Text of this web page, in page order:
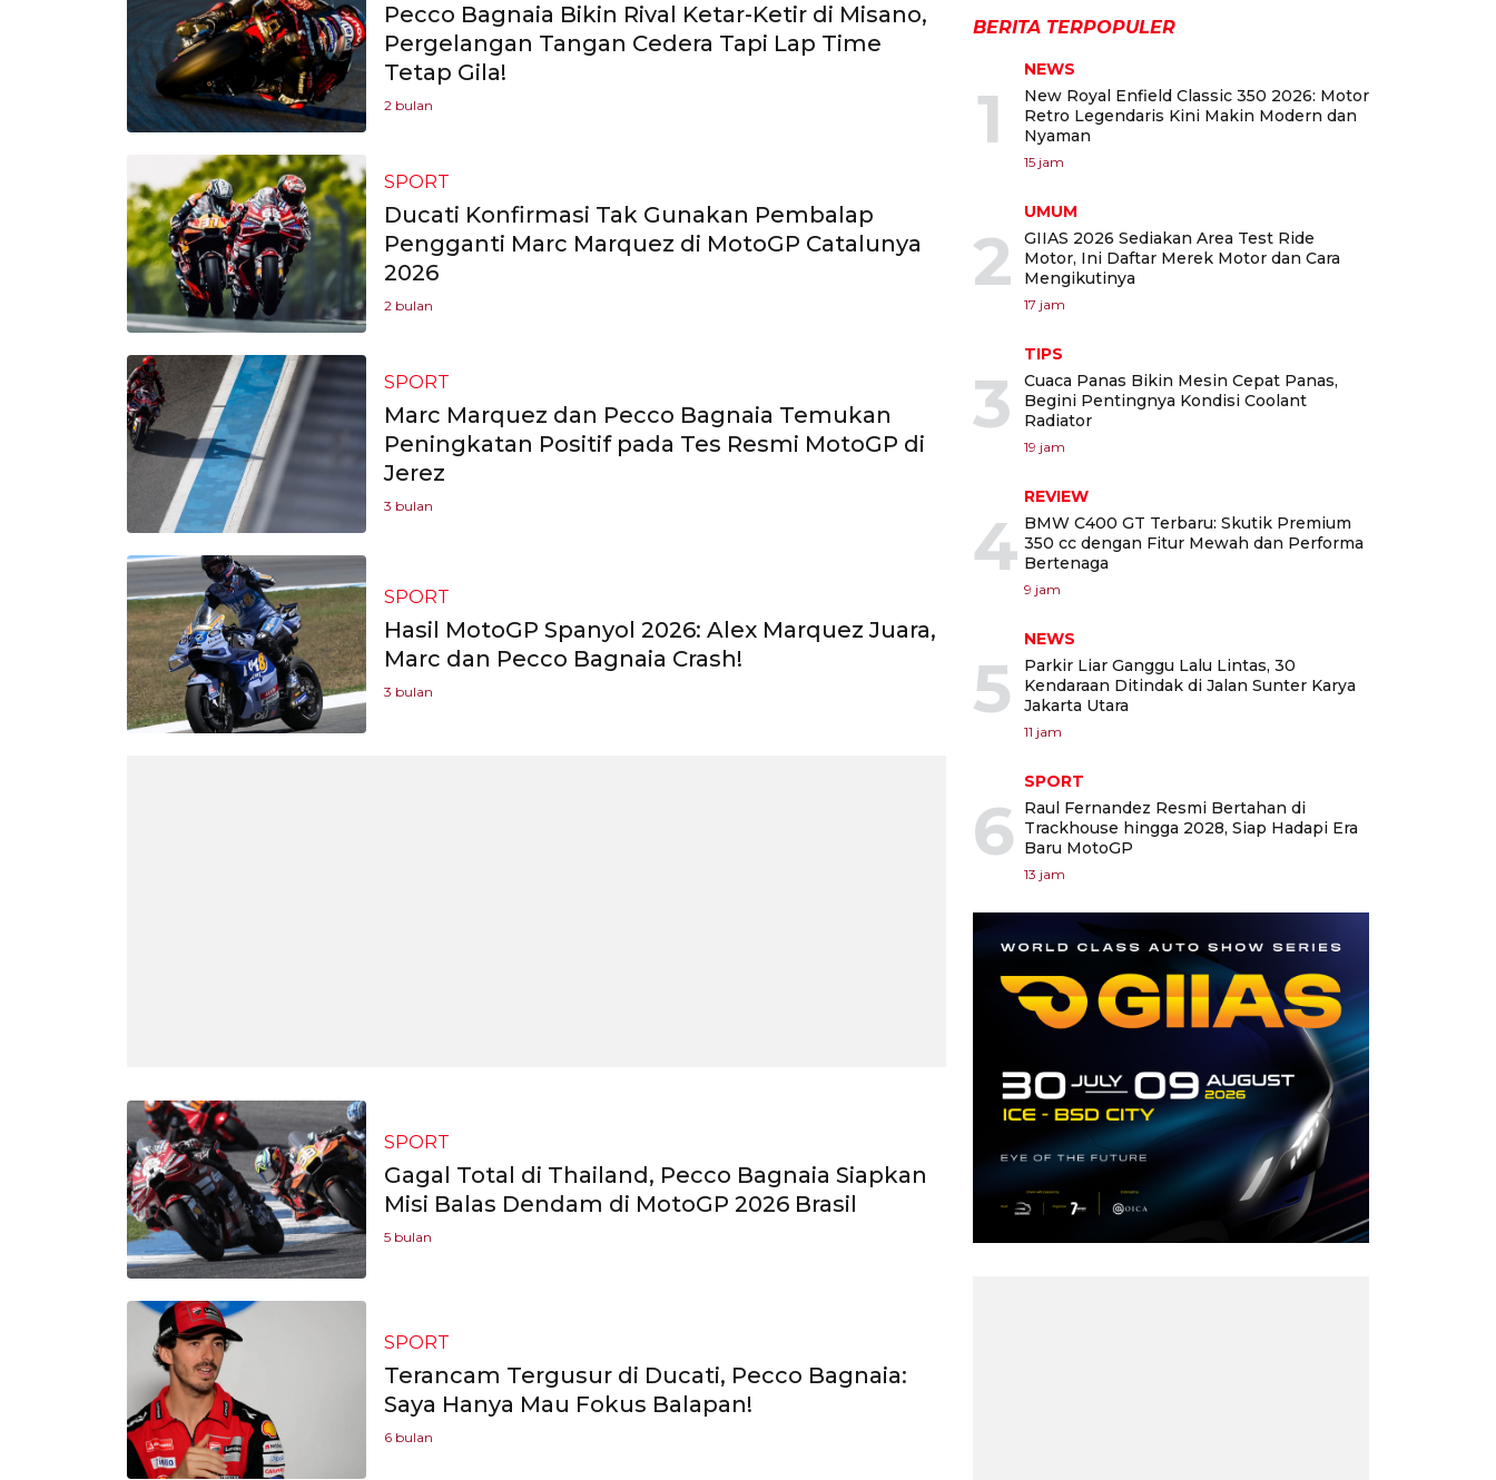
Pecco Bagnaia Bikin Rival Ketar-Ketir di Misano,
Pergelangan Tangan Cedera Tapi Lap Time
Tetap Gila!
2 bulan
SPORT
Ducati Konfirmasi Tak Gunakan Pembalap
Pengganti Marc Marquez di MotoGP Catalunya
2026
2 bulan
SPORT
Marc Marquez dan Pecco Bagnaia Temukan
Peningkatan Positif pada Tes Resmi MotoGP di
Jerez
3 bulan
SPORT
Hasil MotoGP Spanyol 2026: Alex Marquez Juara,
Marc dan Pecco Bagnaia Crash!
3 bulan
SPORT
Gagal Total di Thailand, Pecco Bagnaia Siapkan
Misi Balas Dendam di MotoGP 2026 Brasil
5 bulan
SPORT
Terancam Tergusur di Ducati, Pecco Bagnaia:
Saya Hanya Mau Fokus Balapan!
6 bulan
BERITA TERPOPULER
1
NEWS
New Royal Enfield Classic 350 2026: Motor
Retro Legendaris Kini Makin Modern dan
Nyaman
15 jam
2
UMUM
GIIAS 2026 Sediakan Area Test Ride
Motor, Ini Daftar Merek Motor dan Cara
Mengikutinya
17 jam
3
TIPS
Cuaca Panas Bikin Mesin Cepat Panas,
Begini Pentingnya Kondisi Coolant
Radiator
19 jam
4
REVIEW
BMW C400 GT Terbaru: Skutik Premium
350 cc dengan Fitur Mewah dan Performa
Bertenaga
9 jam
5
NEWS
Parkir Liar Ganggu Lalu Lintas, 30
Kendaraan Ditindak di Jalan Sunter Karya
Jakarta Utara
11 jam
6
SPORT
Raul Fernandez Resmi Bertahan di
Trackhouse hingga 2028, Siap Hadapi Era
Baru MotoGP
13 jam